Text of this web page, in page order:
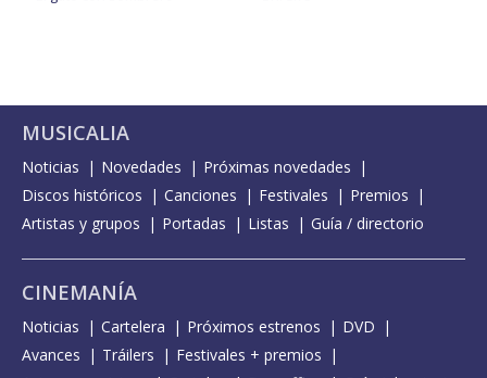
MUSICALIA
Noticias Novedades
Próximas novedades
Discos históricos
Canciones Festivales
Premios
Artistas y grupos
Portadas Listas Guía / directorio
CINEMANÍA
Noticias Cartelera Próximos estrenos
DVD
Avances
Tráilers
Festivales + premios